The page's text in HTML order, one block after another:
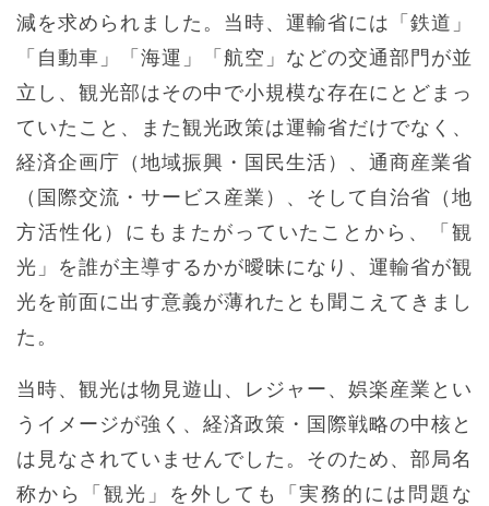
減を求められました。当時、運輸省には「鉄道」
「自動車」「海運」「航空」などの交通部門が並
立し、観光部はその中で小規模な存在にとどまっ
ていたこと、また観光政策は運輸省だけでなく、
経済企画庁（地域振興・国民生活）、通商産業省
（国際交流・サービス産業）、そして自治省（地
方活性化）にもまたがっていたことから、「観
光」を誰が主導するかが曖昧になり、運輸省が観
光を前面に出す意義が薄れたとも聞こえてきまし
た。
当時、観光は物見遊山、レジャー、娯楽産業とい
うイメージが強く、経済政策・国際戦略の中核と
は見なされていませんでした。そのため、部局名
称から「観光」を外しても「実務的には問題な